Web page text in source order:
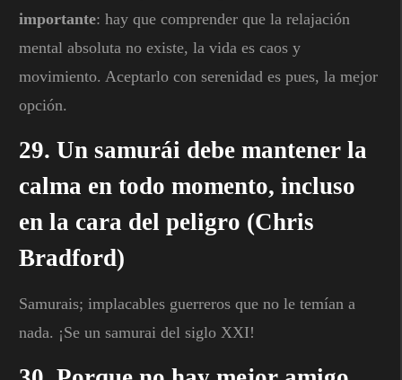
importante: hay que comprender que la relajación
mental absoluta no existe, la vida es caos y
movimiento. Aceptarlo con serenidad es pues, la mejor
opción.
29. Un samurái debe mantener la
calma en todo momento, incluso
en la cara del peligro (Chris
Bradford)
Samurais; implacables guerreros que no le temían a
nada. ¡Se un samurai del siglo XXI!